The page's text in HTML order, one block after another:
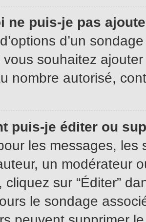
ne puis-je pas
d’un
souhaitez
nombre autorisé,
puis-je éditer ou
les messages,
un modérateur
cliquez sur “Éditer”
le sondage